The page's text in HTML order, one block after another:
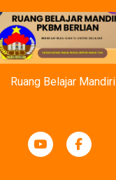
Ruang Belajar Mandiri